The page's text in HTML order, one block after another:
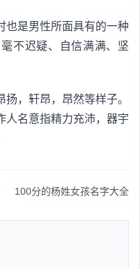
也是男性所面具有的一种
不迟疑、自信满满、坚
扬，轩昂，昂然等样子。
人名意指精力充沛，器宇
100分的杨姓女孩名字大全